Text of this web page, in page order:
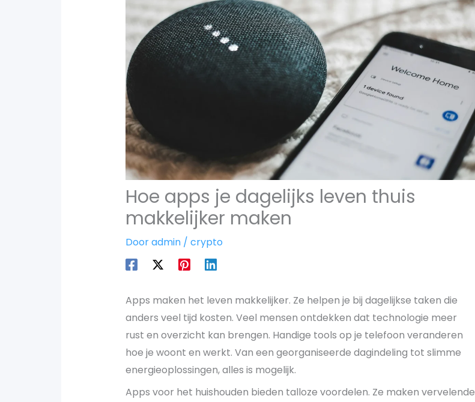
Hoe apps je dagelijks leven thuis
makkelijker maken
Dooradmin / crypto
Apps maken het leven makkelijker. Ze helpen je bij dagelijkse taken die
anders veel tijd kosten. Veel mensen ontdekken dat technologie meer
rust en overzicht kan brengen. Handige tools op je telefoon veranderen
hoe je woont en werkt. Van een georganiseerde dagindeling tot slimme
energieoplossingen, alles is mogelijk.
Apps voor het huishouden bieden talloze voordelen. Ze maken vervelende